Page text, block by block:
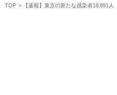
TOP 【速報】東京の新たな感染者18,891人